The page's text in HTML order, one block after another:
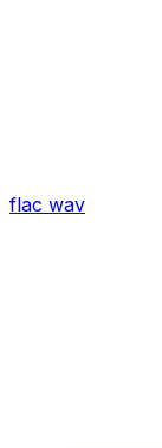
flac wav